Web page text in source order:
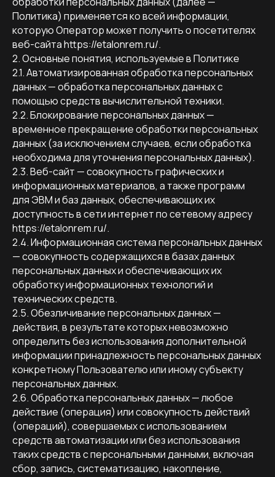
Политика) применяется ко всей информации,
которую Оператор может получить о посетителях
веб-сайта https://etalonrem.ru/.
2. Основные понятия, используемые в Политике
2.1. Автоматизированная обработка персональных
данных — обработка персональных данных с
помощью средств вычислительной техники.
2.2. Блокирование персональных данных —
временное прекращение обработки персональных
данных (за исключением случаев, если обработка
необходима для уточнения персональных данных).
2.3. Веб-сайт — совокупность графических и
информационных материалов, а также программ
для ЭВМ и баз данных, обеспечивающих их
доступность в сети интернет по сетевому адресу
https://etalonrem.ru/.
2.4. Информационная система персональных данных
— совокупность содержащихся в базах данных
персональных данных и обеспечивающих их
обработку информационных технологий и
технических средств.
2.5. Обезличивание персональных данных —
действия, в результате которых невозможно
определить без использования дополнительной
информации принадлежность персональных данных
конкретному Пользователю или иному субъекту
персональных данных.
2.6. Обработка персональных данных — любое
действие (операция) или совокупность действий
(операций), совершаемых с использованием
средств автоматизации или без использования
таких средств с персональными данными, включая
сбор, запись, систематизацию, накопление,